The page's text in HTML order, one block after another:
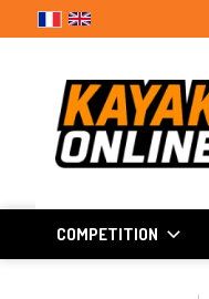
COMPETITION